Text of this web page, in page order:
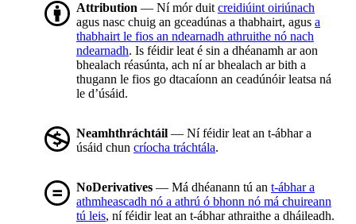
Attribution — Ní mór duit creidiúint oiriúnach
agus nasc chuig an gceadúnas a thabhairt, agus a
thabhairt le fios an ndearnadh athruithe nó nach
ndearnadh. Is féidir leat é sin a dhéanamh ar aon
bhealach réasúnta, ach ní ar bhealach ar bith a
thugann le fios go dtacaíonn an ceadúnóir leatsa ná
le d’úsáid.
Neamhthráchtáil — Ní féidir leat an t-ábhar a
úsáid chun críocha tráchtála.
NoDerivatives — Má dhéanann tú an t-ábhar a
athmheascadh nó a athrú ó bhonn nó má chuireann
tú leis, ní féidir leat an t-ábhar athraithe a dháileadh.